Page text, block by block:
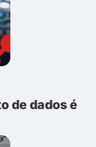
de dados é